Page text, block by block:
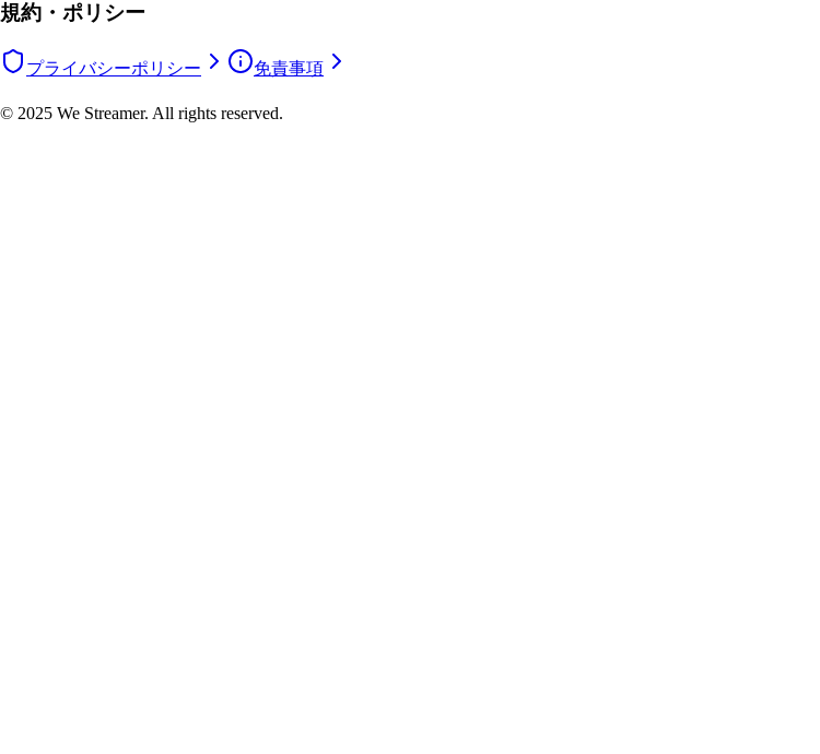
規約・ポリシー
プライバシーポリシー 免責事項
© 2025 We Streamer. All rights reserved.